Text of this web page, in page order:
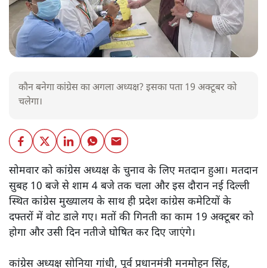
कौन बनेगा कांग्रेस का अगला अध्यक्ष? इसका पता 19 अक्टूबर को
चलेगा।
सोमवार को कांग्रेस अध्यक्ष के चुनाव के लिए मतदान हुआ। मतदान
सुबह 10 बजे से शाम 4 बजे तक चला और इस दौरान नई दिल्ली
स्थित कांग्रेस मुख्यालय के साथ ही प्रदेश कांग्रेस कमेटियों के
दफ्तरों में वोट डाले गए। मतों की गिनती का काम 19 अक्टूबर को
होगा और उसी दिन नतीजे घोषित कर दिए जाएंगे।
कांग्रेस अध्यक्ष सोनिया गांधी, पूर्व प्रधानमंत्री मनमोहन सिंह,